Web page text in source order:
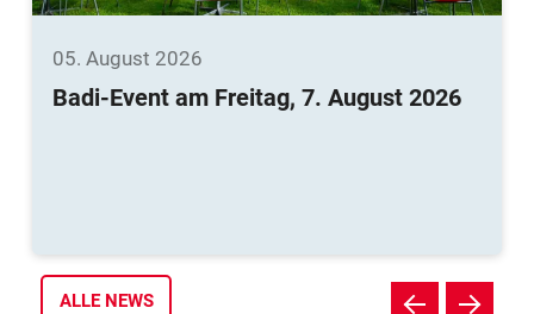
05. August 2026
Badi-Event am Freitag, 7. August 2026
ALLE NEWS